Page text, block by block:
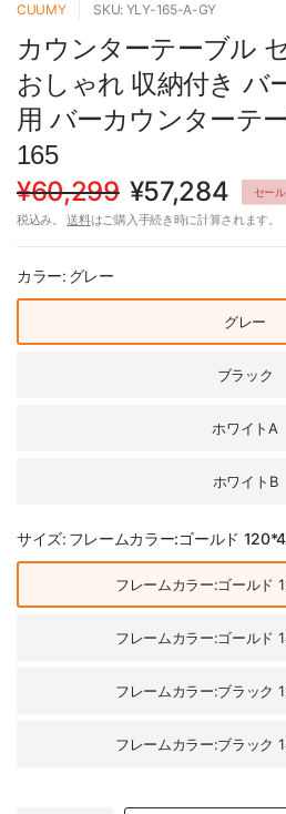
CUUMY SKU: YLY-165-A-GY
カウンターテーブル
おしゃれ 収納付き バ
用 バーカウンターテ
165
¥60,299 ¥57,284 セール
税込み。送料はご購入手続き時に計算されます。
カラー: グレー
グレー
ブラック
ホワイトA
ホワイトB
サイズ: フレームカラー:ゴールド
フレームカラー:ゴールド
フレームカラー:ゴールド
フレームカラー:ブラック
フレームカラー:ブラック